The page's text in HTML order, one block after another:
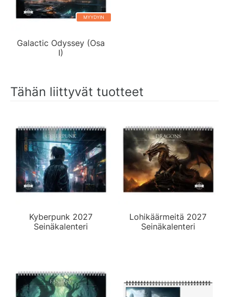
MYYDYIN
Galactic Odyssey (Osa
I)
Tähän liittyvät tuotteet
Kyberpunk 2027
Seinäkalenteri
Lohikäärmeitä 2027
Seinäkalenteri